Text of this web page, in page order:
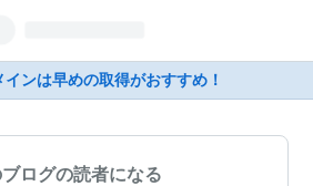
ンは早めの取得がおすすめ！
ログの読者になる